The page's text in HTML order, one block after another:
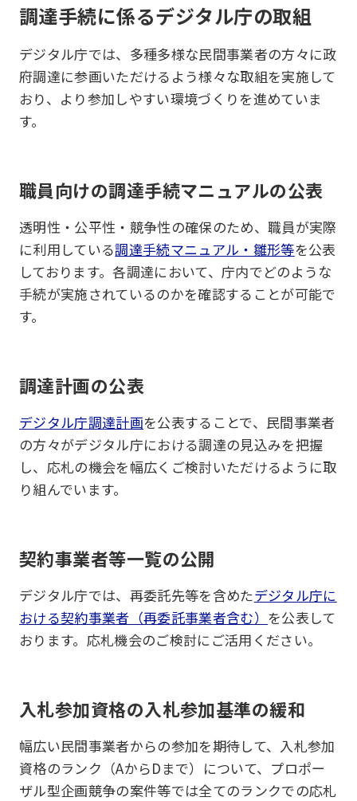
調達手続に係るデジタル庁の取組
デジタル庁では、多種多様な民間事業者の方々に政
府調達に参画いただけるよう様々な取組を実施して
おり、より参加しやすい環境づくりを進めていま
す。
職員向けの調達手続マニュアルの公表
透明性・公平性・競争性の確保のため、職員が実際
に利用している調達手続マニュアル・雛形等を公表
しております。各調達において、庁内でどのような
手続が実施されているのかを確認することが可能で
す。
調達計画の公表
デジタル庁調達計画を公表することで、民間事業者
の方々がデジタル庁における調達の見込みを把握
し、応札の機会を幅広くご検討いただけるように取
り組んでいます。
契約事業者等一覧の公開
デジタル庁では、再委託先等を含めたデジタル庁に
おける契約事業者（再委託事業者含む） を公表して
おります。応札機会のご検討にご活用ください。
入札参加資格の入札参加基準の緩和
幅広い民間事業者からの参加を期待して、入札参加
資格のランク（AからDまで）について、プロポー
ザル型企画競争の案件等では全てのランクでの応札